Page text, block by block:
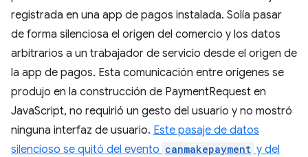
registrada en una app de pagos instalada. Solía pasar
de forma silenciosa el origen del comercio y los datos
arbitrarios a un trabajador de servicio desde el origen de
la app de pagos. Esta comunicación entre orígenes se
produjo en la construcción de PaymentRequest en
JavaScript, no requirió un gesto del usuario y no mostró
ninguna interfaz de usuario. Este pasaje de datos
silencioso se quitó del evento canmakepayment y del